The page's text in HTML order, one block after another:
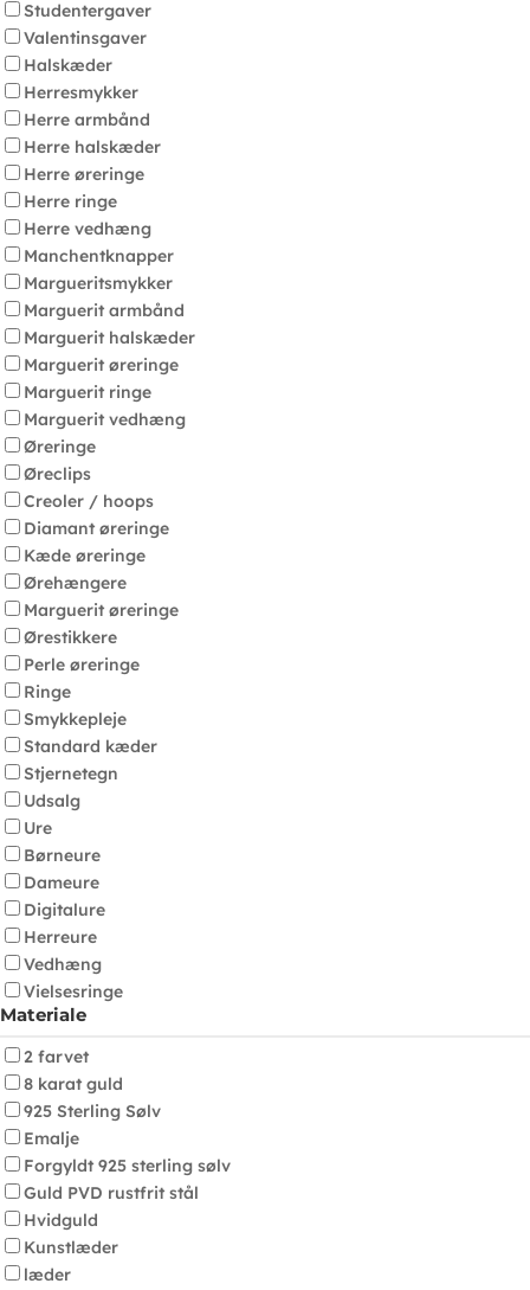
Studentergaver
Valentinsgaver
Halskæder
Herresmykker
Herre armbånd
Herre halskæder
Herre øreringe
Herre ringe
Herre vedhæng
Manchentknapper
Margueritsmykker
Marguerit armbånd
Marguerit halskæder
Marguerit øreringe
Marguerit ringe
Marguerit vedhæng
Øreringe
Øreclips
Creoler / hoops
Diamant øreringe
Kæde øreringe
Ørehængere
Marguerit øreringe
Ørestikkere
Perle øreringe
Ringe
Smykkepleje
Standard kæder
Stjernetegn
Udsalg
Ure
Børneure
Dameure
Digitalure
Herreure
Vedhæng
Vielsesringe
Materiale
2 farvet
8 karat guld
925 Sterling Sølv
Emalje
Forgyldt 925 sterling sølv
Guld PVD rustfrit stål
Hvidguld
Kunstlæder
læder